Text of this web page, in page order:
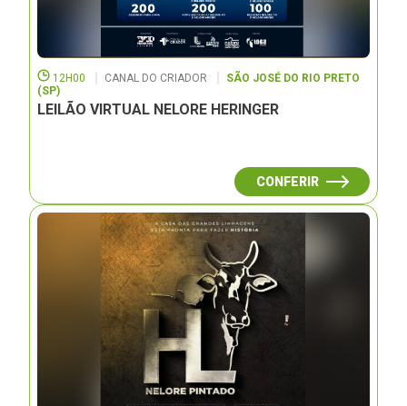
12H00 CANAL DO CRIADOR
SÃO JOSÉ DO RIO PRETO
(SP)
LEILÃO VIRTUAL NELORE HERINGER
CONFERIR